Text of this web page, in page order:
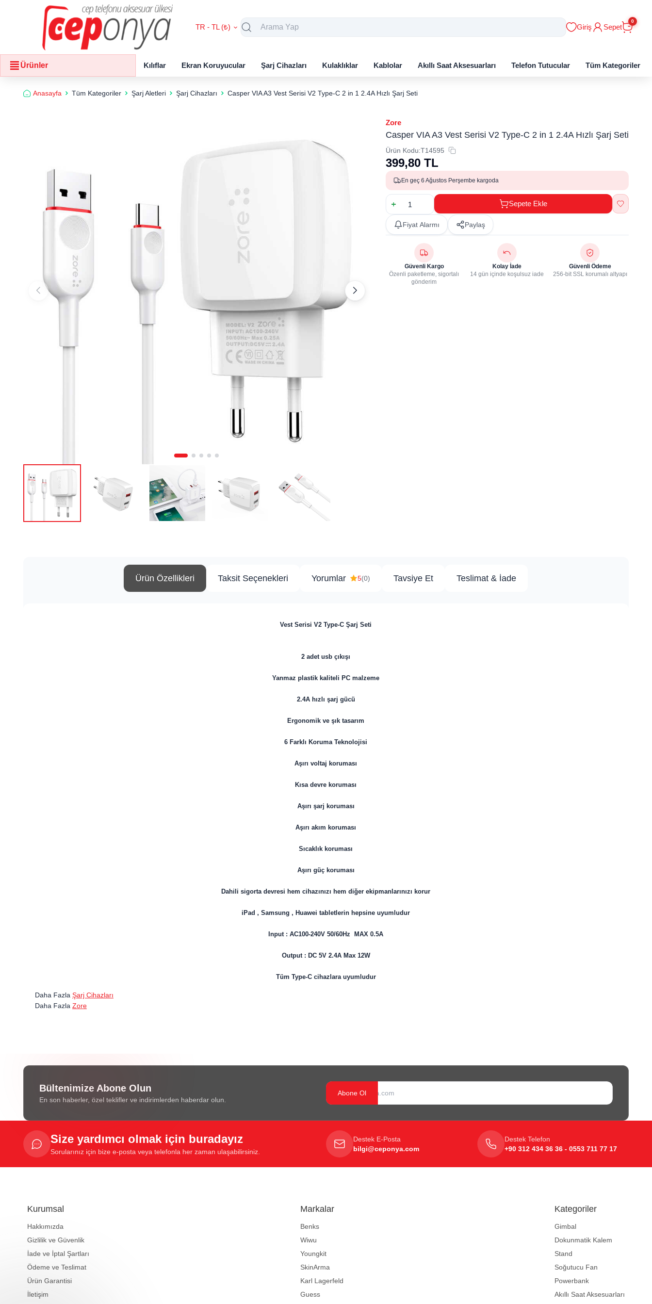
TR - TL (₺) Giriş Sepet
0
Ürünler Kılıflar Ekran Koruyucular Şarj Cihazları Kulaklıklar Kablolar Akıllı Saat Aksesuarları Telefon Tutucular Tüm Kategoriler
Anasayfa Tüm Kategoriler Şarj Aletleri Şarj Cihazları Casper VIA A3 Vest Serisi V2 Type-C 2 in 1 2.4A Hızlı Şarj Seti
Zore
Casper VIA A3 Vest Serisi V2 Type-C 2 in 1 2.4A Hızlı Şarj Seti
Ürün Kodu:T14595
399,80 TL
En geç 6 Ağustos Perşembe kargoda
Sepete Ekle
Fiyat Alarmı Paylaş
Güvenli Kargo
Özenli paketleme, sigortalı
gönderim
Kolay İade
14 gün içinde koşulsuz iade
Güvenli Ödeme
256-bit SSL korumalı altyapı
Ürün Özellikleri Taksit Seçenekleri Yorumlar 5(0) Tavsiye Et Teslimat & İade
Vest Serisi V2 Type-C Şarj Seti
2 adet usb çıkışı
Yanmaz plastik kaliteli PC malzeme
2.4A hızlı şarj gücü
Ergonomik ve şık tasarım
6 Farklı Koruma Teknolojisi
Aşırı voltaj koruması
Kısa devre koruması
Aşırı şarj koruması
Aşırı akım koruması
Sıcaklık koruması
Aşırı güç koruması
Dahili sigorta devresi hem cihazınızı hem diğer ekipmanlarınızı korur
iPad , Samsung , Huawei tabletlerin hepsine uyumludur
Input : AC100-240V 50/60Hz MAX 0.5A
Output : DC 5V 2.4A Max 12W
Tüm Type-C cihazlara uyumludur
Daha Fazla Şarj Cihazları
Daha Fazla Zore
Bültenimize Abone Olun
En son haberler, özel teklifler ve indirimlerden haberdar olun.
Abone Ol
Size yardımcı olmak için buradayız
Sorularınız için bize e-posta veya telefonla her zaman ulaşabilirsiniz.
Destek E-Posta
bilgi@ceponya.com
Destek Telefon
+90 312 434 36 36 - 0553 711 77 17
Kurumsal
Hakkımızda
Gizlilik ve Güvenlik
İade ve İptal Şartları
Ödeme ve Teslimat
Ürün Garantisi
İletişim
Markalar
Benks
Wiwu
Youngkit
SkinArma
Karl Lagerfeld
Guess
Kategoriler
Gimbal
Dokunmatik Kalem
Stand
Soğutucu Fan
Powerbank
Akıllı Saat Aksesuarları